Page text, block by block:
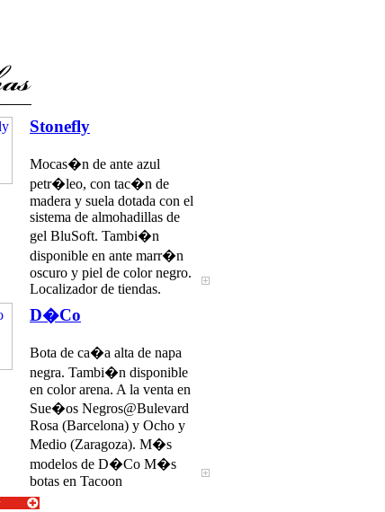
Stonefly
Mocas�n de ante azul
petr�leo, con tac�n de
madera y suela dotada con el
sistema de almohadillas de
gel BluSoft. Tambi�n
disponible en ante marr�n
oscuro y piel de color negro.
Localizador de tiendas.
D�Co
Bota de ca�a alta de napa
negra. Tambi�n disponible
en color arena. A la venta en
Sue�os Negros@Bulevard
Rosa (Barcelona) y Ocho y
Medio (Zaragoza). M�s
modelos de D�Co M�s
botas en Tacoon